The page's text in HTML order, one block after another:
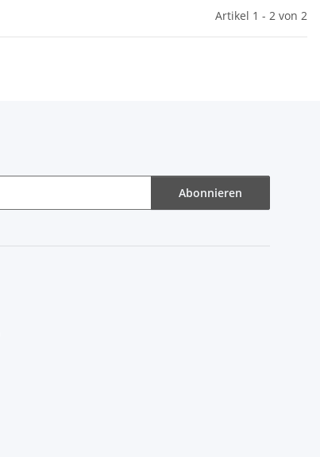
Artikel 1 - 2 von 2
Abonnieren